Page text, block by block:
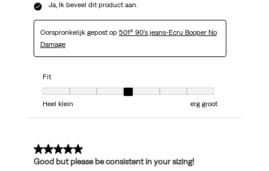
Ja, Ik beveel dit product aan.
Oorspronkelijk gepost op 501® 90's jeans-Ecru Booper No
Damage
Fit
Fit, 4 van 7, waarbij 1 gelijk is aan Heel klein en 7 gelijk is aan erg groot
Heel klein
erg groot
5 van 5 sterren.
Good but please be consistent in your sizing!